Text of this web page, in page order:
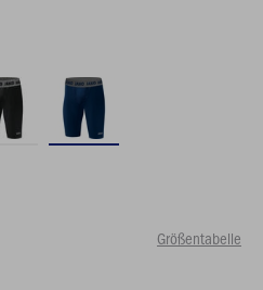
Größentabelle